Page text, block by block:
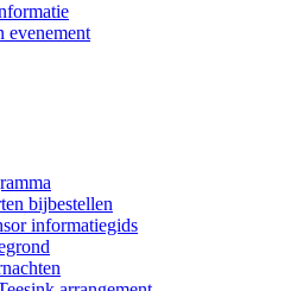
evenement
bijbestellen
informatiegids